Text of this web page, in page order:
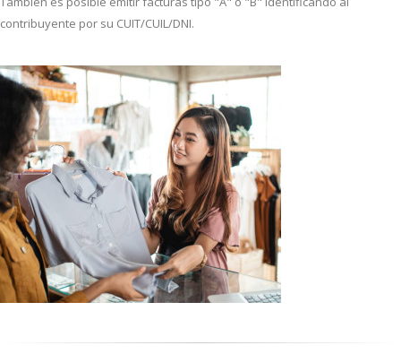
contribuyente por su CUIT/CUIL/DNI.